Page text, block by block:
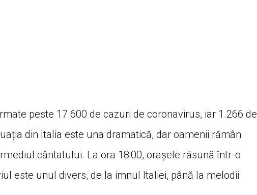
peste 17.600 de cazuri de coronavirus, iar 1.266 de
din Italia este una dramatică, dar oamenii rămân
cântatului. La ora 18:00, orașele răsună într-o
este unul divers, de la imnul Italiei, până la melodii